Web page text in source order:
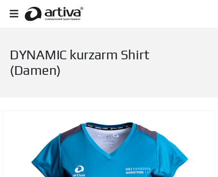
DYNAMIC kurzarm Shirt
(Damen)